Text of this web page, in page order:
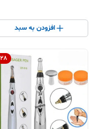
افزودن به سبد
28